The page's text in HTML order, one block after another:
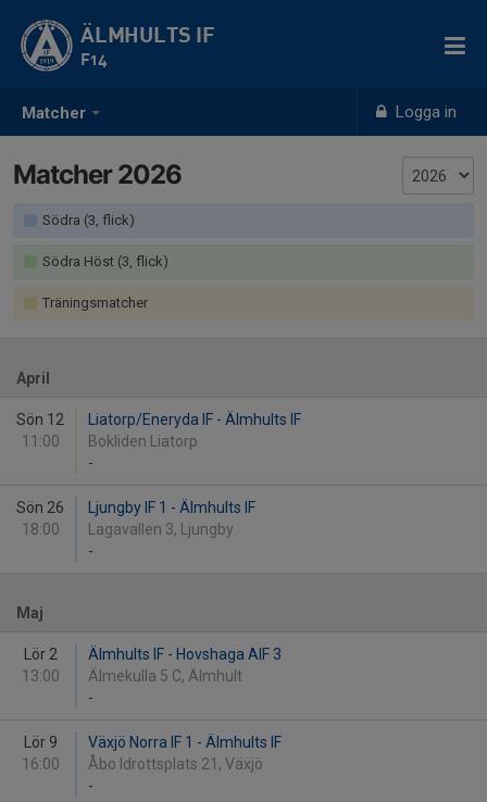
Matcher Logga in
ÄLMHULTS IF
F14
Matcher 2026
Södra (3, flick)
Södra Höst (3, flick)
Träningsmatcher
April
Sön 12
11:00
Liatorp/Eneryda IF - Älmhults IF
Bokliden Liatorp
-
Sön 26
18:00
Ljungby IF 1 - Älmhults IF
Lagavallen 3, Ljungby
-
Maj
Lör 2
13:00
Älmhults IF - Hovshaga AIF 3
Älmekulla 5 C, Älmhult
-
Lör 9
16:00
Växjö Norra IF 1 - Älmhults IF
Åbo Idrottsplats 21, Växjö
-